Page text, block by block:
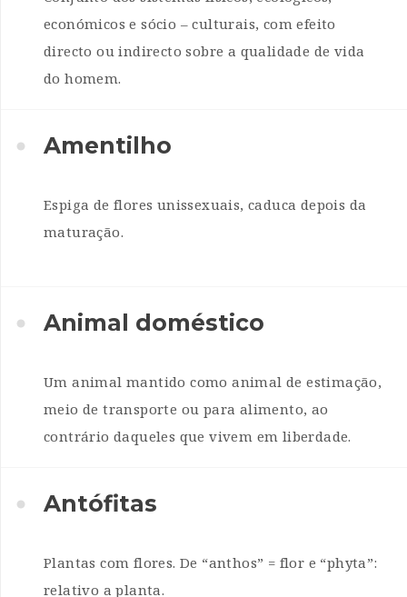
económicos e sócio – culturais, com efeito
directo ou indirecto sobre a qualidade de vida
do homem.
Amentilho
Espiga de flores unissexuais, caduca depois da
maturação.
Animal doméstico
Um animal mantido como animal de estimação,
meio de transporte ou para alimento, ao
contrário daqueles que vivem em liberdade.
Antófitas
Plantas com flores. De “anthos” = flor e “phyta”:
relativo a planta.